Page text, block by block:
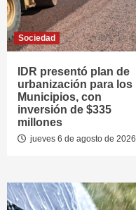
Sociedad
IDR presentó plan de
urbanización para los
Municipios, con
inversión de $335
millones
jueves 6 de agosto de 2026